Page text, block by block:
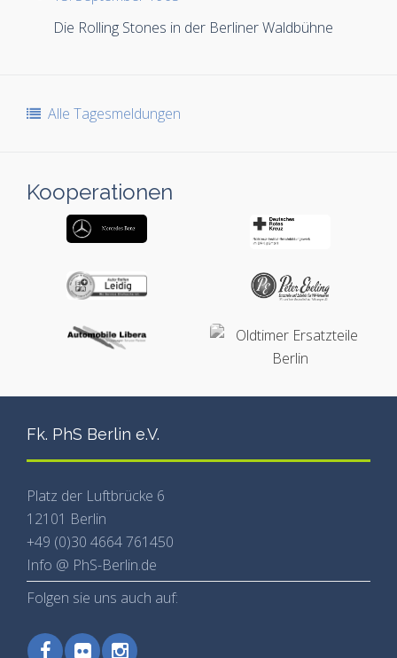
Die Rolling Stones in der Berliner Waldbühne
Alle Tagesmeldungen
Kooperationen
Fk. PhS Berlin e.V.
Platz der Luftbrücke 6
12101 Berlin
+49 (0)30 4664 761450
Info @ PhS-Berlin.de
Folgen sie uns auch auf: